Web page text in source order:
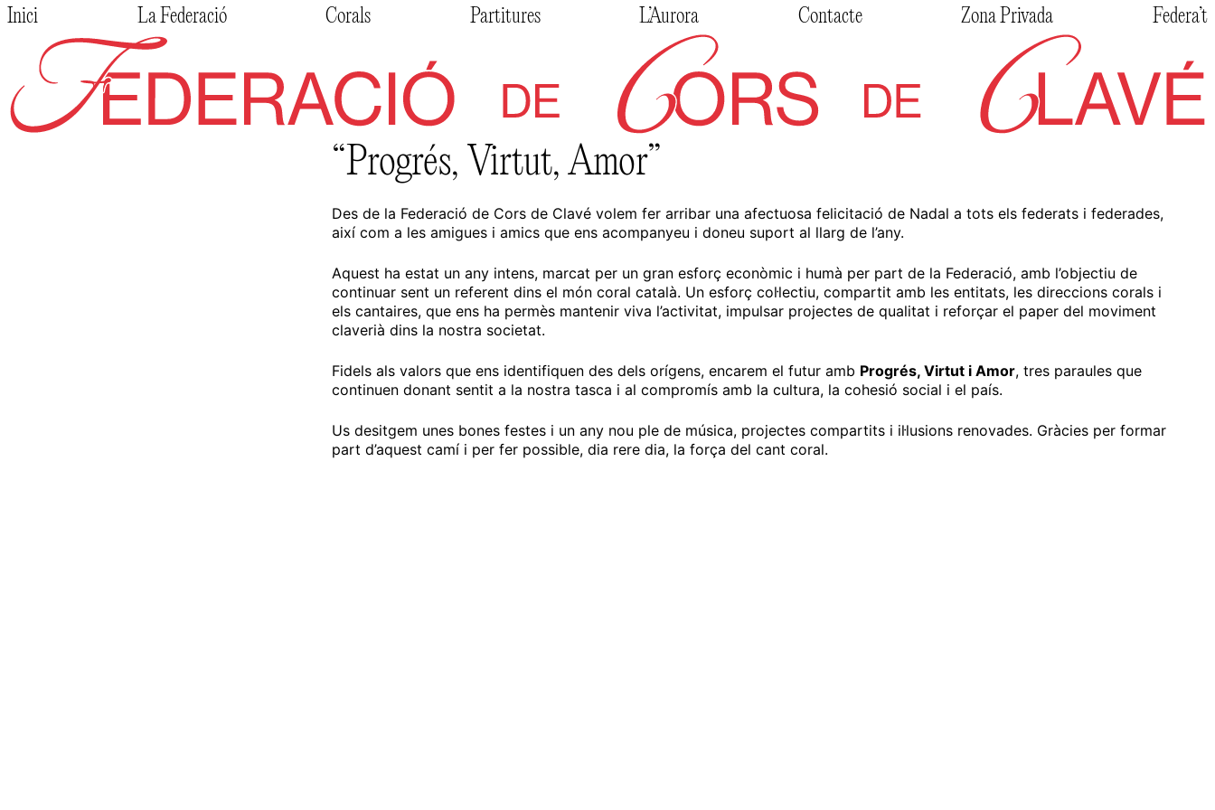
Skip
content
Inici La Federació Corals Partitures L’Aurora Contacte Zona Privada Federa’t
“Progrés, Virtut, Amor”
Des de la Federació de Cors de Clavé volem fer arribar una afectuosa felicitació de Nadal a tots els federats i federades,
així com a les amigues i amics que ens acompanyeu i doneu suport al llarg de l’any.
Aquest ha estat un any intens, marcat per un gran esforç econòmic i humà per part de la Federació, amb l’objectiu de
continuar sent un referent dins el món coral català. Un esforç col·lectiu, compartit amb les entitats, les direccions corals i
els cantaires, que ens ha permès mantenir viva l’activitat, impulsar projectes de qualitat i reforçar el paper del moviment
claverià dins la nostra societat.
Fidels als valors que ens identifiquen des dels orígens, encarem el futur amb Progrés, Virtut i Amor, tres paraules que
continuen donant sentit a la nostra tasca i al compromís amb la cultura, la cohesió social i el país.
Us desitgem unes bones festes i un any nou ple de música, projectes compartits i il·lusions renovades. Gràcies per formar
part d’aquest camí i per fer possible, dia rere dia, la força del cant coral.